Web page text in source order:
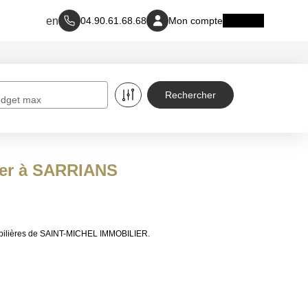
04.90.61.68.68 Mon compte
max
à SARRIANS
de SAINT-MICHEL IMMOBILIER.